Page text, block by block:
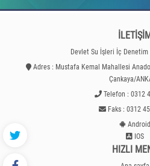
İLETİŞİM
Devlet Su İşleri İç Denetim
Adres : Mustafa Kemal Mahallesi
Çankaya/
Telefon : 0312
Faks : 0312
Android
IOS
HIZLI